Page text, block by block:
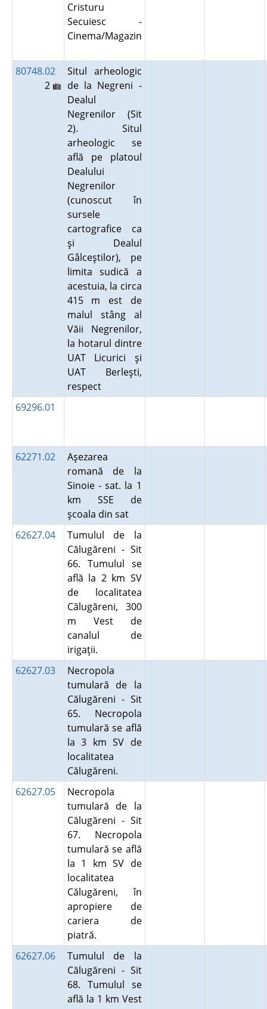
Cristuru
Secuiesc -
Cinema/Magazin
80748.02
2
Situl arheologic
de la Negreni -
Dealul
Negrenilor (Sit
2). Situl
arheologic se
află pe platoul
Dealului
Negrenilor
(cunoscut în
sursele
cartografice ca
şi Dealul
Gâlceştilor), pe
limita sudică a
acestuia, la circa
415 m est de
malul stâng al
Văii Negrenilor,
la hotarul dintre
UAT Licurici şi
UAT Berleşti,
respect
69296.01
62271.02
Aşezarea
romană de la
Sinoie - sat. la 1
km SSE de
şcoala din sat
62627.04
Tumulul de la
Călugăreni - Sit
66. Tumulul se
află la 2 km SV
de localitatea
Călugăreni, 300
m Vest de
canalul de
irigaţii.
62627.03
Necropola
tumulară de la
Călugăreni - Sit
65. Necropola
tumulară se află
la 3 km SV de
localitatea
Călugăreni.
62627.05
Necropola
tumulară de la
Călugăreni - Sit
67. Necropola
tumulară se află
la 1 km SV de
localitatea
Călugăreni, în
apropiere de
cariera de
piatră.
62627.06
Tumulul de la
Călugăreni - Sit
68. Tumulul se
află la 1 km Vest